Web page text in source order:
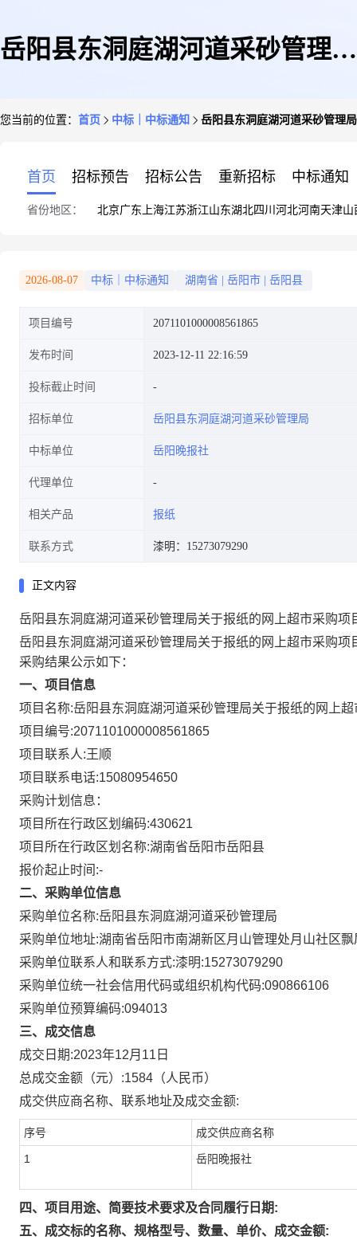
岳阳县东洞庭湖河道采砂管理局
您当前的位置： 首页 中标｜中标通知 岳阳县东洞庭湖河道采砂管理
首页 招标预告 招标公告 重新招标 中标通知
省份地区： 北京广东 上海江苏浙江山东湖北四川 河北河南天津山
2026-08-07 中标｜中标通知 湖南省 岳阳市 岳阳县
项目编号 2071101000008561865
发布时间 2023-12-11 22:16:59
投标截止时间
招标单位 岳阳县东洞庭湖河道采砂管理局
中标单位 岳阳晚报社
代理单位
相关产品 报纸
联系方式 漆明：15273079290
正文内容
岳阳县东洞庭湖河道采砂管理局关于报纸的网上超市采购项
岳阳县东洞庭湖河道采砂管理局关于报纸的网上超市采购项
采购结果公示如下：
一、项目信息
项目名称:岳阳县东洞庭湖河道采砂管理局关于报纸的网上
项目编号:2071101000008561865
项目联系人:王顺
项目联系电话:15080954650
采购计划信息：
项目所在行政区划编码:430621
项目所在行政区划名称:湖南省岳阳市岳阳县
报价起止时间:-
二、采购单位信息
采购单位名称:岳阳县东洞庭湖河道采砂管理局
采购单位地址:湖南省岳阳市南湖新区月山管理处月山社区飘
采购单位联系人和联系方式:漆明:15273079290
采购单位统一社会信用代码或组织机构代码:090866106
采购单位预算编码:094013
三、成交信息
成交日期:2023年12月11日
总成交金额（元）:1584 （人民币）
成交供应商名称、联系地址及成交金额:
序号 成交供应商名称
1 岳阳晚报社
四、项目用途、简要技术要求及合同履行日期:
五、成交标的名称、规格型号、数量、单价、成交金额: